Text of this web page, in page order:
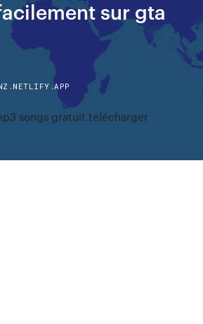
sur gta
songs gratuit télécharger